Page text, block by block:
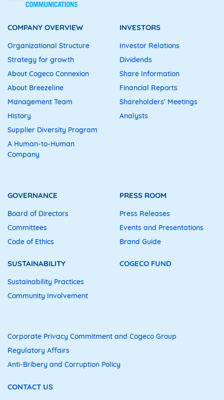
COMPANY OVERVIEW
Organizational Structure
Strategy for growth
About Cogeco Connexion
About Breezeline
Management Team
History
Supplier Diversity Program
A Human-to-Human
Company
INVESTORS
Investor Relations
Dividends
Share Information
Financial Reports
Shareholders' Meetings
Analysts
GOVERNANCE
Board of Directors
Committees
Code of Ethics
SUSTAINABILITY
Sustainability Practices
Community Involvement
PRESS ROOM
Press Releases
Events and Presentations
Brand Guide
COGECO FUND
Corporate Privacy Commitment and Cogeco Group
Regulatory Affairs
Anti-Bribery and Corruption Policy
CONTACT US